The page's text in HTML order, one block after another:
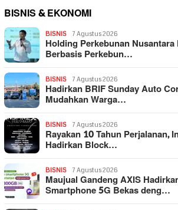
BISNIS & EKONOMI
BISNIS 7 Agustus 2026
Holding Perkebunan
Berbasis Perkebun…
BISNIS 7 Agustus 2026
Hadirkan BRIF Sunday Auto
Mudahkan Warga…
BISNIS 7 Agustus 2026
Rayakan 10 Tahun Perjalanan,
Hadirkan Block…
BISNIS 7 Agustus 2026
Maujual Gandeng AXIS
Smartphone 5G Bekas deng…